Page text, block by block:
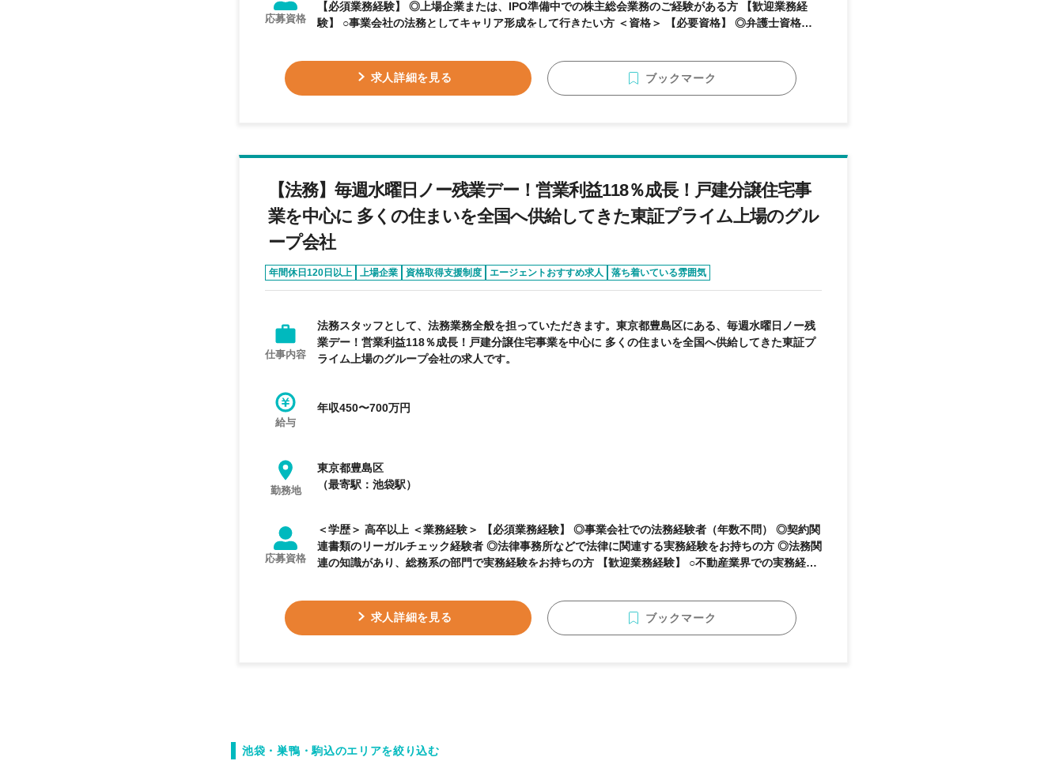
応募資格
【必須業務経験】 ◎上場企業または、IPO準備中での株主総会業務のご経験がある方 【歓迎業務経
験】 ○事業会社の法務としてキャリア形成をして行きたい方 ＜資格＞ 【必要資格】 ◎弁護士資格
求人詳細を見る ブックマーク
【法務】毎週水曜日ノー残業デー！営業利益118％成長！戸建分譲住宅事
業を中心に 多くの住まいを全国へ供給してきた東証プライム上場のグル
ープ会社
年間休日120日以上 上場企業 資格取得支援制度 エージェントおすすめ求人 落ち着いている雰囲気
仕事内容
法務スタッフとして、法務業務全般を担っていただきます。東京都豊島区にある、毎週水曜日ノー残
業デー！営業利益118％成長！戸建分譲住宅事業を中心に 多くの住まいを全国へ供給してきた東証プ
ライム上場のグループ会社の求人です。
給与
年収450〜700万円
勤務地
東京都豊島区
（最寄駅：池袋駅）
応募資格
＜学歴＞ 高卒以上 ＜業務経験＞ 【必須業務経験】 ◎事業会社での法務経験者（年数不問） ◎契約関
連書類のリーガルチェック経験者 ◎法律事務所などで法律に関連する実務経験をお持ちの方 ◎法務関
連の知識があり、総務系の部門で実務経験をお持ちの方 【歓迎業務経験】 ○不動産業界での実務経験
求人詳細を見る
ブックマーク
池袋・巣鴨・駒込のエリアを絞り込む